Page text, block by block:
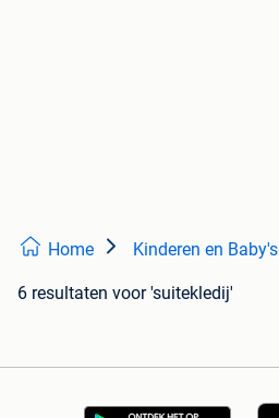
Home Kinderen en Baby's
6 resultaten voor 'suitekledij'